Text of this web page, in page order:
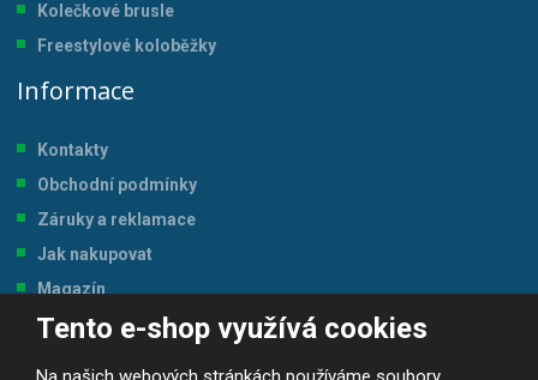
Tento e-shop využívá cookies
Kolečkové brusle
Freestylové koloběžky
Informace
Kontakty
Obchodní podmínky
Záruky a reklamace
Jak nakupovat
Magazín
Tabulka velikostí